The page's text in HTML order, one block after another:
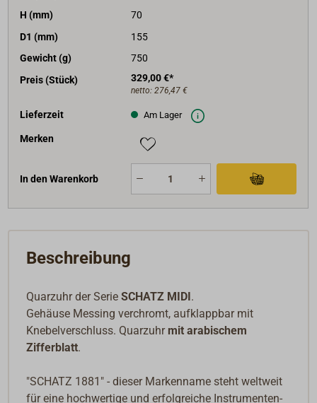
H (mm)
70
D1 (mm)
155
Gewicht (g)
750
Preis (Stück)
329,00 €*
netto: 276,47 €
Lieferzeit Am Lager
Merken
In den Warenkorb
Beschreibung
Quarzuhr der SerieSCHATZ MIDI.
Gehäuse Messing verchromt, aufklappbar mit
Knebelverschluss. Quarzuhr mit arabischem
Zifferblatt.
"SCHATZ 1881" - dieser Markenname steht weltweit
für eine hochwertige und erfolgreiche Instrumenten-